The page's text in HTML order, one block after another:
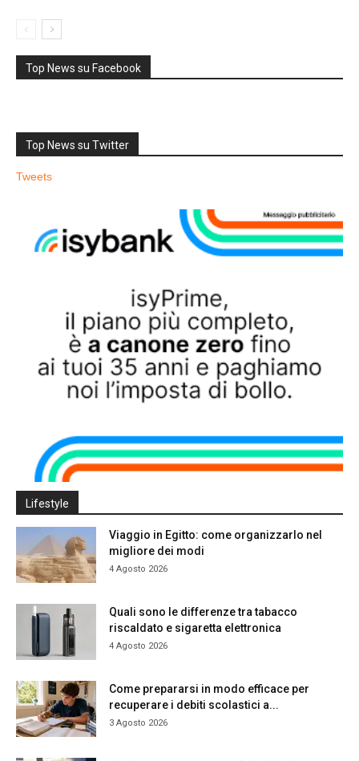
Top News su Facebook
Top News su Twitter
Tweets
Lifestyle
Viaggio in Egitto: come organizzarlo nel
migliore dei modi
4 Agosto 2026
Quali sono le differenze tra tabacco
riscaldato e sigaretta elettronica
4 Agosto 2026
Come prepararsi in modo efficace per
recuperare i debiti scolastici a...
3 Agosto 2026